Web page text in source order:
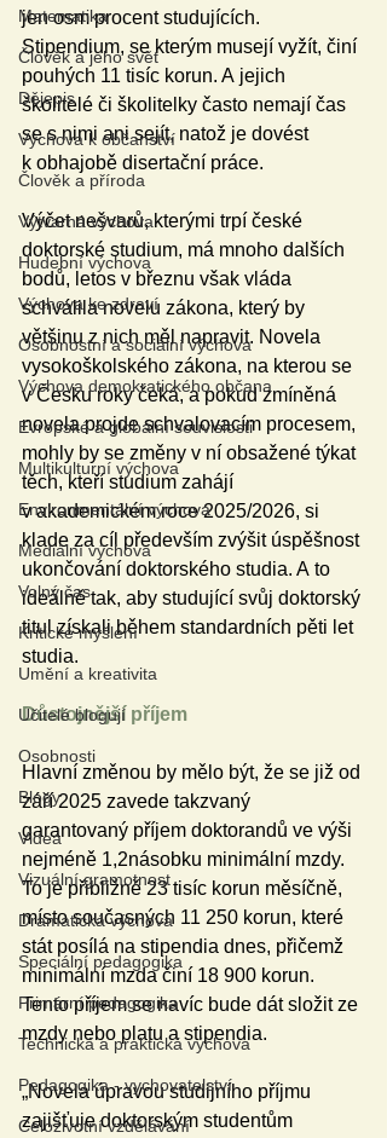
Matematika
Člověk a jeho svět
Dějepis
Výchova k občanství
Člověk a příroda
Výtvarná výchova
Hudební výchova
Výchova ke zdraví
Osobnostní a sociální výchova
Výchova demokratického občana
Evropské a globální souvislosti
Multikulturní výchova
Environmentální výchova
Mediální výchova
Volný čas
Kritické myšlení
Umění a kreativita
Učitelé blogují
Osobnosti
Blogy
Videa
Vizuální gramotnost
Dramatická výchova
Speciální pedagogika
Primární pedagogika
Technická a praktická výchova
Pedagogika - vychovatelství
Celoživotní vzdělávání
jen osm procent studujících.
Stipendium, se kterým musejí vyžít, činí
pouhých 11 tisíc korun. A jejich
školitelé či školitelky často nemají čas
se s nimi ani sejít, natož je dovést
k obhajobě disertační práce.
Výčet nešvarů, kterými trpí české
doktorské studium, má mnoho dalších
bodů, letos v březnu však vláda
schválila novelu zákona, který by
většinu z nich měl napravit. Novela
vysokoškolského zákona, na kterou se
v Česku roky čeká, a pokud zmíněná
novela projde schvalovacím procesem,
mohly by se změny v ní obsažené týkat
těch, kteří studium zahájí
v akademickém roce 2025/2026, si
klade za cíl především zvýšit úspěšnost
ukončování doktorského studia. A to
ideálně tak, aby studující svůj doktorský
titul získali během standardních pěti let
studia.
Důstojnější příjem
Hlavní změnou by mělo být, že se již od
září 2025 zavede takzvaný
garantovaný příjem doktorandů ve výši
nejméně 1,2násobku minimální mzdy.
To je přibližně 23 tisíc korun měsíčně,
místo současných 11 250 korun, které
stát posílá na stipendia dnes, přičemž
minimální mzda činí 18 900 korun.
Tento příjem se navíc bude dát složit ze
mzdy nebo platu a stipendia.
„Novela úpravou studijního příjmu
zajišťuje doktorským studentům